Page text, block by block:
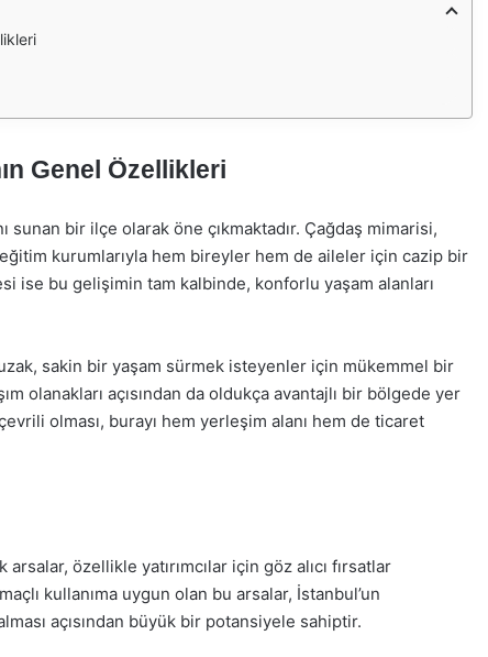
Genel Özellikleri
sunan bir ilçe olarak öne çıkmaktadır. Çağdaş mimarisi,
kurumlarıyla hem bireyler hem de aileler için cazip bir
ise bu gelişimin tam kalbinde, konforlu yaşam alanları
sakin bir yaşam sürmek isteyenler için mükemmel bir
olanakları açısından da oldukça avantajlı bir bölgede yer
olması, burayı hem yerleşim alanı hem de ticaret
arsalar, özellikle yatırımcılar için göz alıcı fırsatlar
kullanıma uygun olan bu arsalar, İstanbul’un
açısından büyük bir potansiyele sahiptir.